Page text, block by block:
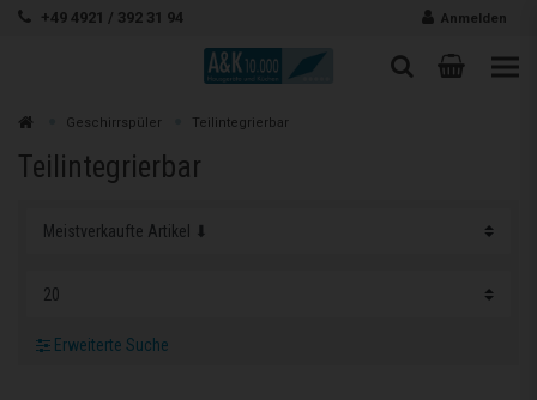
Zum Inhalt springen
+49 4921 / 392 31 94 Anmelden
Suche
Zur Geschirrspüler Teilintegrierbar
Teilintegrierbar
Erweiterte Suche